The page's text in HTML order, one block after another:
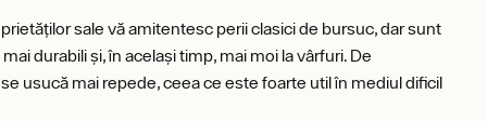
sale vă amitentesc perii clasici de bursuc, dar sunt
durabili și, în același timp, mai moi la vârfuri. De
usucă mai repede, ceea ce este foarte util în mediul dificil